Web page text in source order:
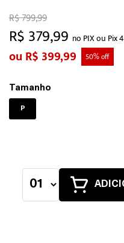
R$ 379,99 no PIX ou Pix
R$ 799,99
R$ 399,99 50% off
Tamanho
P